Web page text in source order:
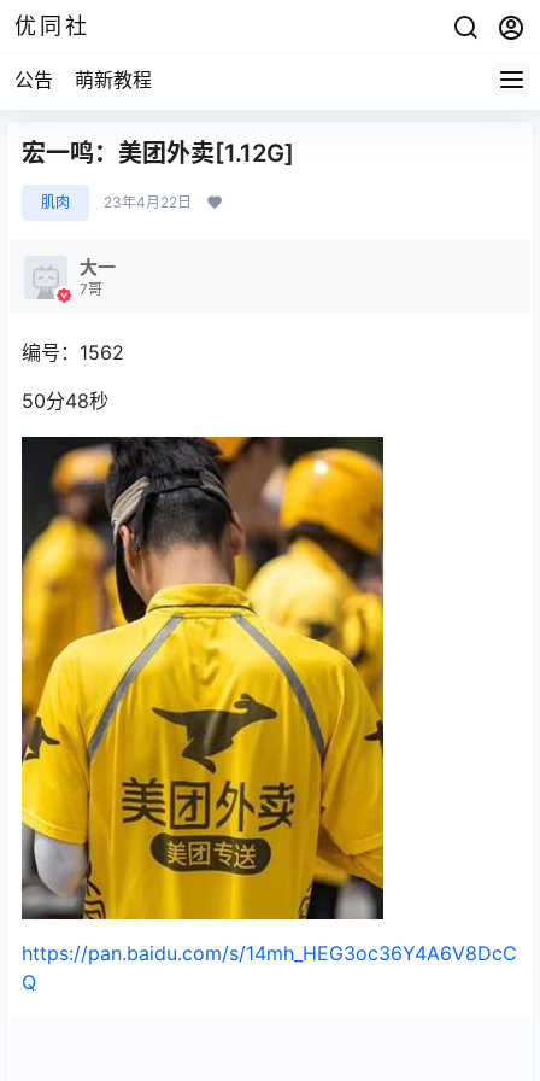
优同社
公告 萌新教程
宏一鸣：美团外卖[1.12G]
肌肉 23年4月22日
大一
7哥
编号：1562
50分48秒
https://pan.baidu.com/s/14mh_HEG3oc36Y4A6V8DcC
Q